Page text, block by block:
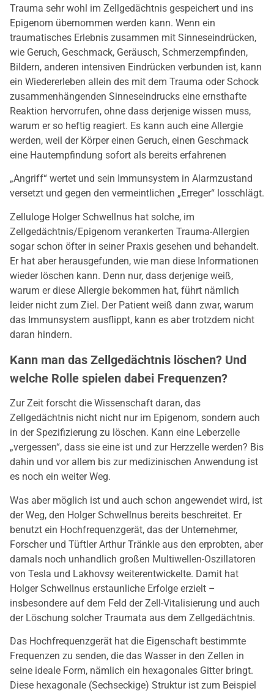
Trauma sehr wohl im Zellgedächtnis gespeichert und ins
Epigenom übernommen werden kann. Wenn ein
traumatisches Erlebnis zusammen mit Sinneseindrücken,
wie Geruch, Geschmack, Geräusch, Schmerzempfinden,
Bildern, anderen intensiven Eindrücken verbunden ist, kann
ein Wiedererleben allein des mit dem Trauma oder Schock
zusammenhängenden Sinneseindrucks eine ernsthafte
Reaktion hervorrufen, ohne dass derjenige wissen muss,
warum er so heftig reagiert. Es kann auch eine Allergie
werden, weil der Körper einen Geruch, einen Geschmack
eine Hautempfindung sofort als bereits erfahrenen
„Angriff“ wertet und sein Immunsystem in Alarmzustand
versetzt und gegen den vermeintlichen „Erreger“ losschlägt.
Zelluloge Holger Schwellnus hat solche, im
Zellgedächtnis/Epigenom verankerten Trauma-Allergien
sogar schon öfter in seiner Praxis gesehen und behandelt.
Er hat aber herausgefunden, wie man diese Informationen
wieder löschen kann. Denn nur, dass derjenige weiß,
warum er diese Allergie bekommen hat, führt nämlich
leider nicht zum Ziel. Der Patient weiß dann zwar, warum
das Immunsystem ausflippt, kann es aber trotzdem nicht
daran hindern.
Kann man das Zellgedächtnis löschen? Und
welche Rolle spielen dabei Frequenzen?
Zur Zeit forscht die Wissenschaft daran, das
Zellgedächtnis nicht nicht nur im Epigenom, sondern auch
in der Spezifizierung zu löschen. Kann eine Leberzelle
„vergessen“, dass sie eine ist und zur Herzzelle werden? Bis
dahin und vor allem bis zur medizinischen Anwendung ist
es noch ein weiter Weg.
Was aber möglich ist und auch schon angewendet wird, ist
der Weg, den Holger Schwellnus bereits beschreitet. Er
benutzt ein Hochfrequenzgerät, das der Unternehmer,
Forscher und Tüftler Arthur Tränkle aus den erprobten, aber
damals noch unhandlich großen Multiwellen-Oszillatoren
von Tesla und Lakhovsy weiterentwickelte. Damit hat
Holger Schwellnus erstaunliche Erfolge erzielt –
insbesondere auf dem Feld der Zell-Vitalisierung und auch
der Löschung solcher Traumata aus dem Zellgedächtnis.
Das Hochfrequenzgerät hat die Eigenschaft bestimmte
Frequenzen zu senden, die das Wasser in den Zellen in
seine ideale Form, nämlich ein hexagonales Gitter bringt.
Diese hexagonale (Sechseckige) Struktur ist zum Beispiel